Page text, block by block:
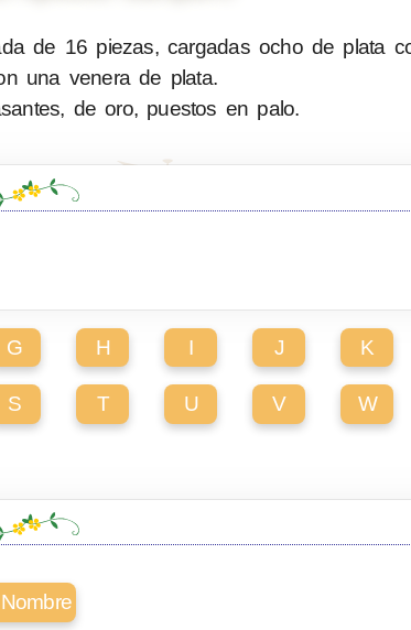
de 16 piezas, cargadas ocho de plata
una venera de plata.
de oro, puestos en palo.
G H I J K
S T U V W